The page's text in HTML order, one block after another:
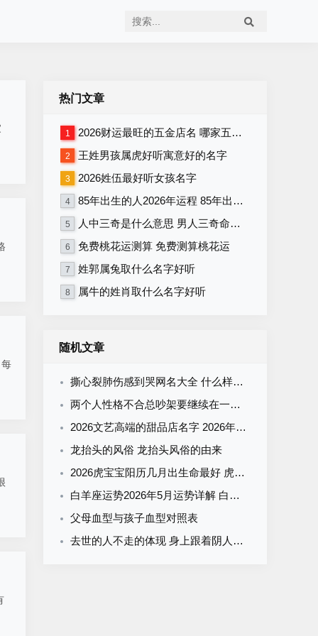
热门文章
1 2026财运最旺的五金店名 哪家五金店将在2026年财运最旺
2 王姓男孩属虎好听寓意好的名字
3 2026姓伍最好听女孩名字
4 85年出生的人2026年运程 85年出生者2026年运势如何
5 人中三奇是什么意思 男人三奇命好不好
6 免费桃花运测算 免费测算桃花运
7 姓郭属兔取什么名字好听
8 属牛的姓肖取什么名字好听
随机文章
撕心裂肺伤感到哭网名大全 什么样的网名能让人撕心裂肺伤感到哭
两个人性格不合总吵架要继续在一起 性格合不来的婚姻该继续吗
2026文艺高端的甜品店名字 2026年高端甜品店该如何命名
龙抬头的风俗 龙抬头风俗的由来
2026虎宝宝阳历几月出生命最好 虎农历几月出生带财
白羊座运势2026年5月运势详解 白羊座2026年5月运势如何
父母血型与孩子血型对照表
去世的人不走的体现 身上跟着阴人的症状